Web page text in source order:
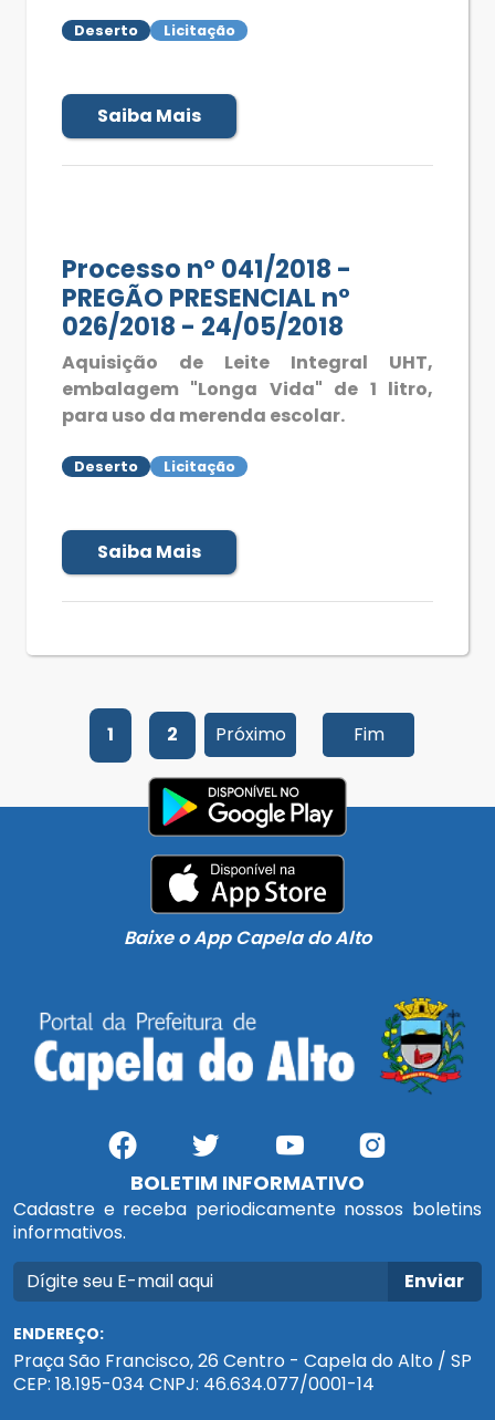
Deserto Licitação
Saiba Mais
Processo nº 041/2018 -
PREGÃO PRESENCIAL n°
026/2018 - 24/05/2018
Aquisição de Leite Integral UHT,
embalagem "Longa Vida" de 1 litro,
para uso da merenda escolar.
Deserto Licitação
Saiba Mais
1 2 Próximo Fim
Baixe o App Capela do Alto
BOLETIM INFORMATIVO
Cadastre e receba periodicamente nossos boletins
informativos.
Enviar
ENDEREÇO:
Praça São Francisco, 26 Centro - Capela do Alto / SP
CEP: 18.195-034 CNPJ: 46.634.077/0001-14